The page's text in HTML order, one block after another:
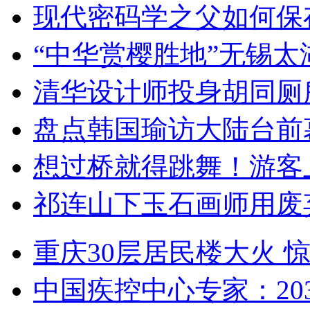
现代密码学之父如何
“中华赏樱胜地”无锡
清华设计师投身胡同
盘点韩国瑜访大陆台
想过桥就得跳舞！游客
祁连山下玉石画师用
重庆30层居民楼大火
中国疾控中心专家：